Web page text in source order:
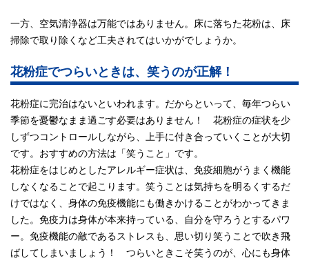
一方、空気清浄器は万能ではありません。床に落ちた花粉は、床
掃除で取り除くなど工夫されてはいかがでしょうか。
花粉症でつらいときは、笑うのが正解！
花粉症に完治はないといわれます。だからといって、毎年つらい
季節を憂鬱なまま過ごす必要はありません！ 花粉症の症状を少
しずつコントロールしながら、上手に付き合っていくことが大切
です。おすすめの方法は「笑うこと」です。
花粉症をはじめとしたアレルギー症状は、免疫細胞がうまく機能
しなくなることで起こります。笑うことは気持ちを明るくするだ
けではなく、身体の免疫機能にも働きかけることがわかってきま
した。免疫力は身体が本来持っている、自分を守ろうとするパワ
ー。免疫機能の敵であるストレスも、思い切り笑うことで吹き飛
ばしてしまいましょう！ つらいときこそ笑うのが、心にも身体